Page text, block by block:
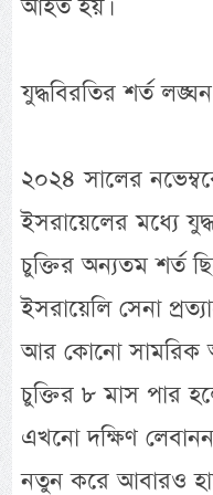
আহত হয়।
যুদ্ধবিরতির শর্ত
২০২৪ সালের
ইসরায়েলের মধ্যে
চুক্তির অন্যতম শর্ত
ইসরায়েলি সেনা
আর কোনো সামরিক
চুক্তির ৮ মাস পার
এখনো দক্ষিণ
নতুন করে আবারও